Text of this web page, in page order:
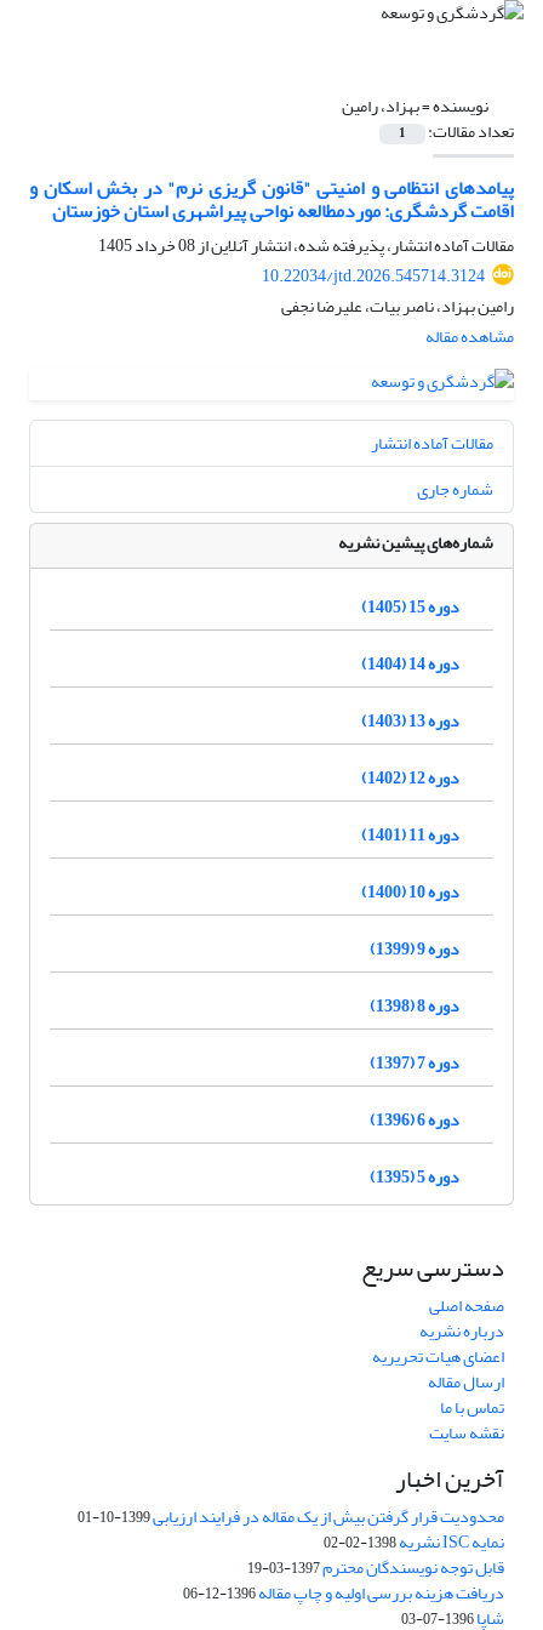
نویسنده =بهزاد، رامین
تعداد مقالات: 1
پیامدهای انتظامی و امنیتی "قانون گریزی نرم" در بخش اسکان و
اقامت گردشگری: موردمطالعه نواحی پیراشهری استان خوزستان
مقالات آماده انتشار، پذیرفته شده، انتشار آنلاین از08 خرداد 1405
10.22034/jtd.2026.545714.3124
رامین بهزاد، ناصر بیات، علیرضا نجفی
مشاهده مقاله
مقالات آماده انتشار
شماره جاری
شماره‌های پیشین نشریه
دوره 15 (1405)
دوره 14 (1404)
دوره 13 (1403)
دوره 12 (1402)
دوره 11 (1401)
دوره 10 (1400)
دوره 9 (1399)
دوره 8 (1398)
دوره 7 (1397)
دوره 6 (1396)
دوره 5 (1395)
دسترسی سریع
صفحه اصلی
درباره نشریه
اعضای هیات تحریریه
ارسال مقاله
تماس با ما
نقشه سایت
آخرین اخبار
محدودیت قرار گرفتن بیش از یک مقاله در فرایند ارزیابی1399-10-01
نمایه ISC نشریه 1398-02-02
قابل توجه نویسندگان محترم1397-03-19
دریافت هزینه بررسی اولیه و چاپ مقاله1396-12-06
شاپا1396-07-03